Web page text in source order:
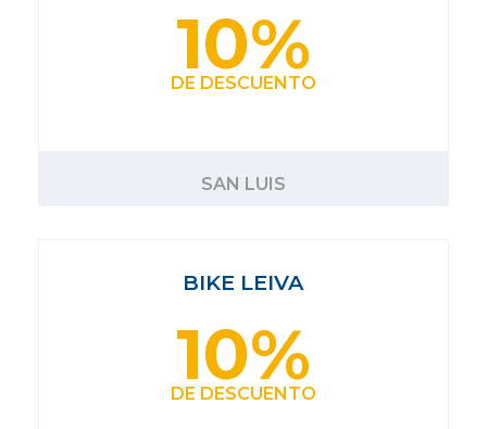
10%
DE DESCUENTO
SAN LUIS
BIKE LEIVA
10%
DE DESCUENTO